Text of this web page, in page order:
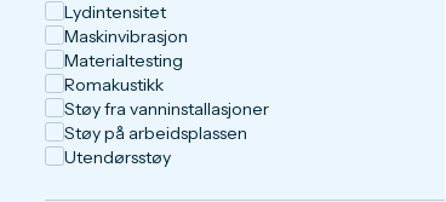
Lydintensitet
Maskinvibrasjon
Materialtesting
Romakustikk
Støy fra vanninstallasjoner
Støy på arbeidsplassen
Utendørsstøy